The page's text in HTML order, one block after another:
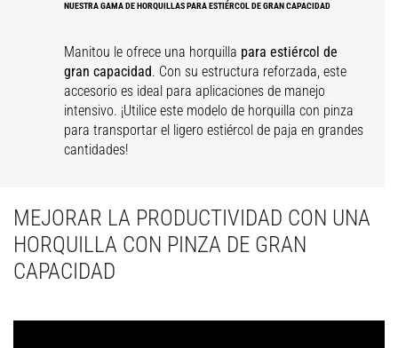
NUESTRA GAMA DE HORQUILLAS PARA ESTIÉRCOL DE GRAN CAPACIDAD
Manitou le ofrece una horquilla para estiércol de
gran capacidad. Con su estructura reforzada, este
accesorio es ideal para aplicaciones de manejo
intensivo. ¡Utilice este modelo de horquilla con pinza
para transportar el ligero estiércol de paja en grandes
cantidades!
MEJORAR LA PRODUCTIVIDAD CON UNA
HORQUILLA CON PINZA DE GRAN
CAPACIDAD